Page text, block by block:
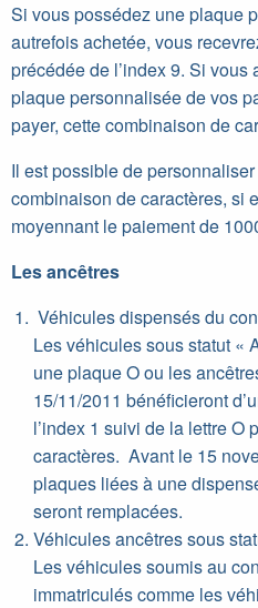
Si vous possédez une plaque
autrefois achetée, vous
précédée de l’index 9. Si vous
plaque personnalisée de vos
payer, cette combinaison de
Il est possible de
combinaison de caractères, si
moyennant le paiement de
Les ancêtres
Véhicules dispensés du
Les véhicules sous statut «
une plaque O ou les
15/11/2011 bénéficieront
l’index 1 suivi de la lettre O
caractères. Avant le 15
plaques liées à une
seront remplacées.
Véhicules ancêtres sous
Les véhicules soumis au
immatriculés comme les